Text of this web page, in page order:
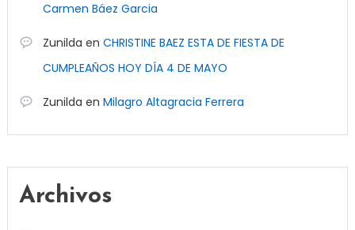
Carmen Báez Garcia
Zunilda en CHRISTINE BAEZ ESTA DE FIESTA DE
CUMPLEAÑOS HOY DÍA 4 DE MAYO
Zunilda en Milagro Altagracia Ferrera
Archivos